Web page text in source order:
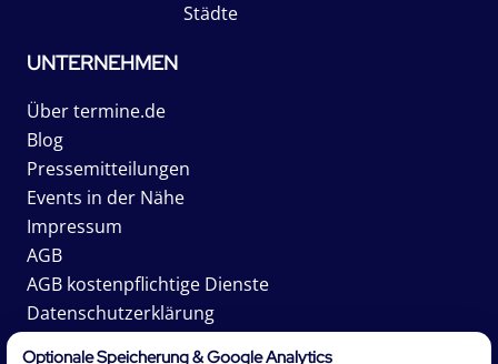
Städte
UNTERNEHMEN
Über termine.de
Blog
Pressemitteilungen
Events in der Nähe
Impressum
AGB
AGB kostenpflichtige Dienste
Datenschutzerklärung
Optionale Speicherung & Google Analytics